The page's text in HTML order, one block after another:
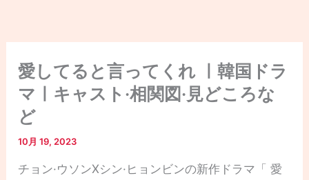
愛してると言ってくれ ㅣ韓国ドラ
マㅣキャスト·相関図·見どころな
ど
10月 19, 2023
チョン·ウソンXシン·ヒョンビンの新作ドラマ「 愛